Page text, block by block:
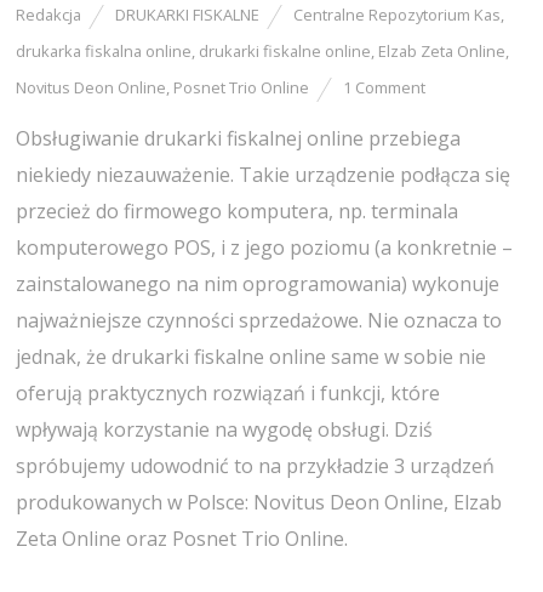
Redakcja DRUKARKI FISKALNE Centralne Repozytorium Kas,
drukarka fiskalna online, drukarki fiskalne online, Elzab Zeta Online,
Novitus Deon Online, Posnet Trio Online 1 Comment
Obsługiwanie drukarki fiskalnej online przebiega
niekiedy niezauważenie. Takie urządzenie podłącza się
przecież do firmowego komputera, np. terminala
komputerowego POS, i z jego poziomu (a konkretnie –
zainstalowanego na nim oprogramowania) wykonuje
najważniejsze czynności sprzedażowe. Nie oznacza to
jednak, że drukarki fiskalne online same w sobie nie
oferują praktycznych rozwiązań i funkcji, które
wpływają korzystanie na wygodę obsługi. Dziś
spróbujemy udowodnić to na przykładzie 3 urządzeń
produkowanych w Polsce: Novitus Deon Online, Elzab
Zeta Online oraz Posnet Trio Online.